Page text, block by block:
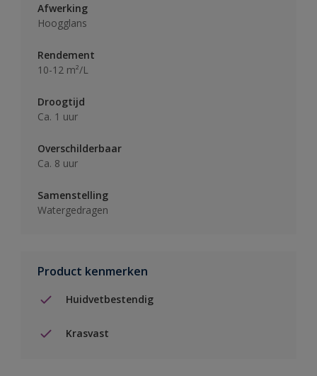
Afwerking
Hoogglans
Rendement
10-12 m²/L
Droogtijd
Ca. 1 uur
Overschilderbaar
Ca. 8 uur
Samenstelling
Watergedragen
Product kenmerken
Huidvetbestendig
Krasvast